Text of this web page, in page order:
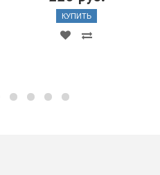
КУПИТЬ